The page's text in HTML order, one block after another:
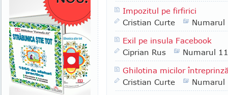
Impozitul pe firfirici
Cristian Curte
Numarul
Exil pe insula Facebook
Ciprian Rus
Numarul
Ghilotina micilor
Cristian Curte
Numarul